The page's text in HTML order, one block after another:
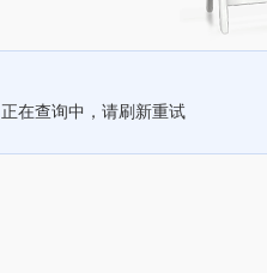
正在查询中，请刷新重试